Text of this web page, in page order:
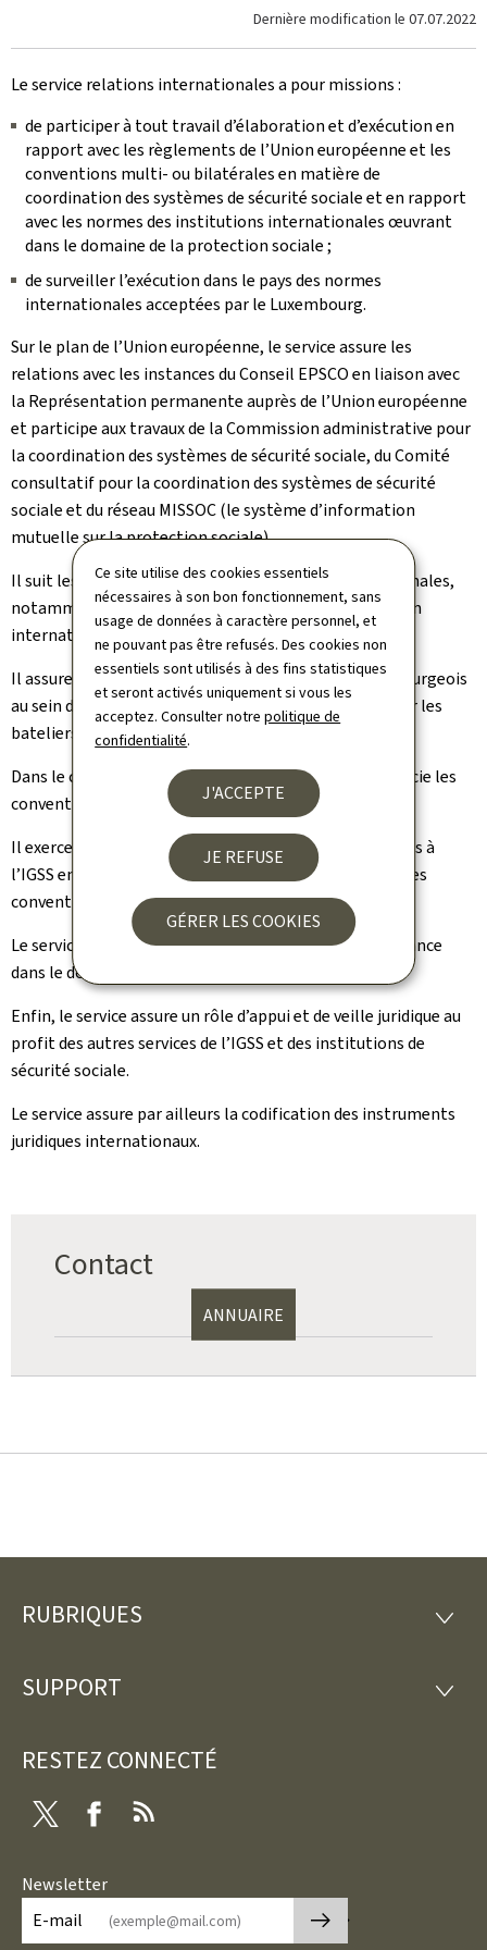
Ce site utilise des cookies essentiels
nécessaires à son bon fonctionnement, sans
usage de données à caractère personnel, et
ne pouvant pas être refusés. Des cookies non
essentiels sont utilisés à des fins statistiques
et seront activés uniquement si vous les
acceptez. Consulter notrepolitique de
confidentialité.
J'ACCEPTE
JE REFUSE
GÉRER LES COOKIES
Dernière modification le 07.07.2022
Le service relations internationales a pour missions :
de participer à tout travail d’élaboration et d’exécution en
rapport avec les règlements de l’Union européenne et les
conventions multi- ou bilatérales en matière de
coordination des systèmes de sécurité sociale et en rapport
avec les normes des institutions internationales œuvrant
dans le domaine de la protection sociale ;
de surveiller l’exécution dans le pays des normes
internationales acceptées par le Luxembourg.
Sur le plan de l’Union européenne, le service assure les
relations avec les instances du Conseil EPSCO en liaison avec
la Représentation permanente auprès de l’Union européenne
et participe aux travaux de la Commission administrative pour
la coordination des systèmes de sécurité sociale, du Comité
consultatif pour la coordination des systèmes de sécurité
sociale et du réseau MISSOC (le système d’information
mutuelle sur la protection sociale).
Il suit les travaux au sein d’autres instances internationales,
notamment du Conseil de l’Europe et de l’Organisation
internationale du travail.
Il assure la représentation du Gouvernement luxembourgeois
au sein du Centre administratif de sécurité sociale pour les
bateliers rhénans.
Dans le cadre des relations bilatérales, le service négocie les
conventions en matière de sécurité sociale.
Il exerce les missions d’organisme de liaison, attribuées à
l’IGSS en application du règlement CE n°883/2004 et des
conventions bilatérales en matière de sécurité sociale.
Le service participe aussi aux activités que le Benelux lance
dans le domaine de la protection sociale.
Enfin, le service assure un rôle d’appui et de veille juridique au
profit des autres services de l’IGSS et des institutions de
sécurité sociale.
Le service assure par ailleurs la codification des instruments
juridiques internationaux.
Contact
ANNUAIRE
Pied
page
RUBRIQUES
SUPPORT
RESTEZ CONNECTÉ
Twitter Facebook
Newsletter
E-mail
🡒